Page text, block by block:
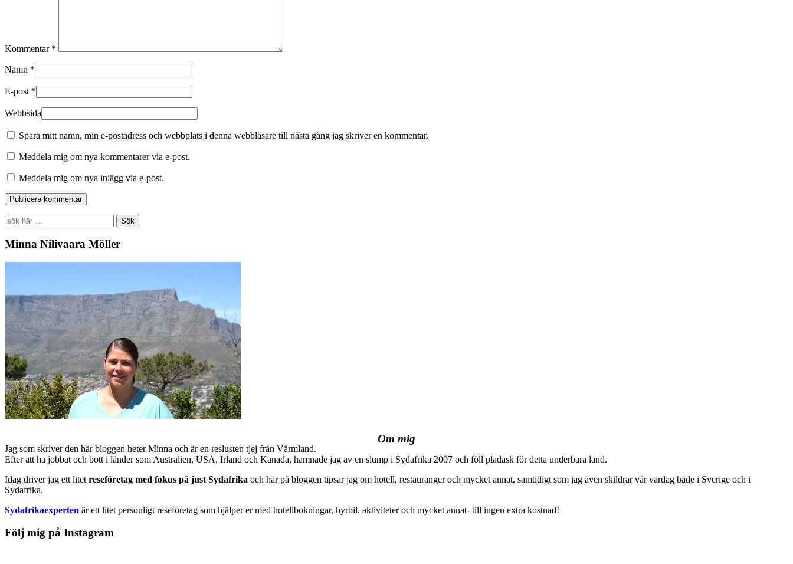
Kommentar *
Namn *
E-post *
Webbsida
Spara mitt namn, min e-postadress och webbplats i denna webbläsare till nästa gång jag skriver en kommentar.
Meddela mig om nya kommentarer via e-post.
Meddela mig om nya inlägg via e-post.
Search
for:
Minna Nilivaara Möller
Om mig
Jag som skriver den här bloggen heter Minna och är en reslusten tjej från Värmland.
Efter att ha jobbat och bott i länder som Australien, USA, Irland och Kanada, hamnade jag av en slump i Sydafrika 2007 och föll pladask för detta underbara land.
Idag driver jag ett litet reseföretag med fokus på just Sydafrika och här på bloggen tipsar jag om hotell, restauranger och mycket annat, samtidigt som jag även skildrar vår vardag både i Sverige och i
Sydafrika.
Sydafrikaexperten är ett litet personligt reseföretag som hjälper er med hotellbokningar, hyrbil, aktiviteter och mycket annat- till ingen extra kostnad!
Följ mig på Instagram